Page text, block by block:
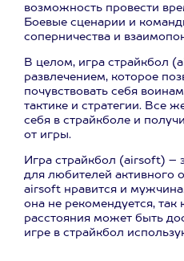
возможность провести
Боевые сценарии и
соперничества и
В целом, игра страйкбол
развлечением, которое
почувствовать себя
тактике и стратегии. Все
себя в страйкболе и
от игры.
Игра страйкбол (airsoft) –
для любителей активного
airsoft нравится и
она не рекомендуется, так
расстояния может быть
игре в страйкбол